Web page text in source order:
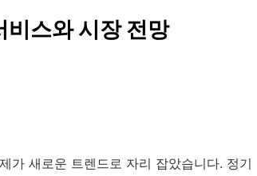
비스와 시장 전망
가 새로운 트렌드로 자리 잡았습니다. 정기